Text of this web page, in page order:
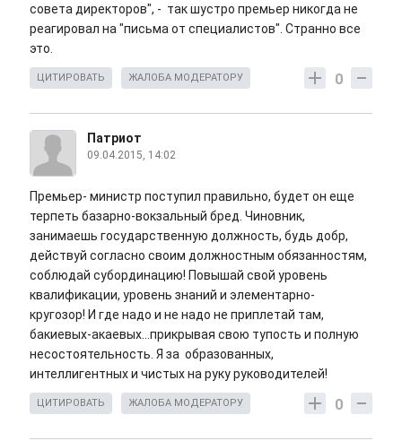
совета директоров", - так шустро премьер никогда не
реагировал на "письма от специалистов". Странно все
это.
0
ЦИТИРОВАТЬ ЖАЛОБА МОДЕРАТОРУ
Патриот
09.04.2015, 14:02
Премьер- министр поступил правильно, будет он еще
терпеть базарно-вокзальный бред. Чиновник,
занимаешь государственную должность, будь добр,
действуй согласно своим должностным обязанностям,
соблюдай субординацию! Повышай свой уровень
квалификации, уровень знаний и элементарно-
кругозор! И где надо и не надо не приплетай там,
бакиевых-акаевых...прикрывая свою тупость и полную
несостоятельность. Я за образованных,
интеллигентных и чистых на руку руководителей!
0
ЦИТИРОВАТЬ ЖАЛОБА МОДЕРАТОРУ